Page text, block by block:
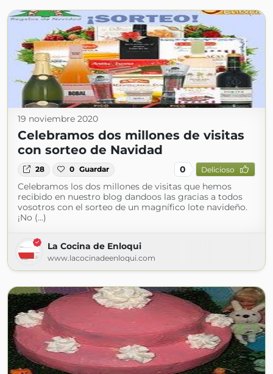
19 noviembre 2020
Celebramos dos millones de visitas
con sorteo de Navidad
28 0 Guardar 0 Delicioso
Celebramos los dos millones de visitas que hemos
recibido en nuestro blog dandoos las gracias a todos
vosotros con el sorteo de un magnífico lote navideño.
¡No (...)
La Cocina de Enloqui
www.lacocinadeenloqui.com